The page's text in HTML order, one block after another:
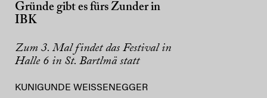
Gründe gibt es fürs Zunder in
IBK
Zum 3. Mal findet das Festival in
Halle 6 in St. Bartlmä statt
KUNIGUNDE WEISSENEGGER